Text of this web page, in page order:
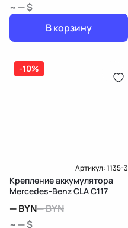
~ — $
В корзину
-10%
Артикул:1135-3
Крепление аккумулятора
Mercedes-Benz CLA C117
—BYN—BYN
~ — $